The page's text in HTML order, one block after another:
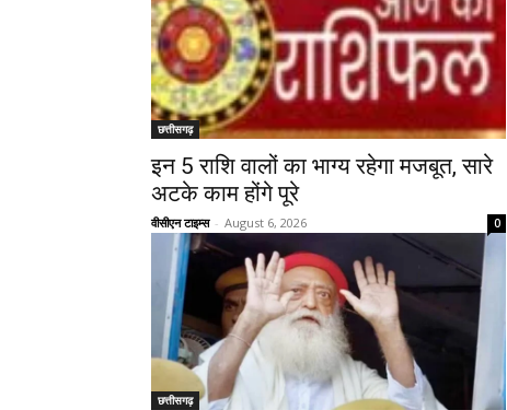
छत्तीसगढ़
इन 5 राशि वालों का भाग्य रहेगा मजबूत, सारे
अटके काम होंगे पूरे
वीसीएन टाइम्स - August 6, 2026 0
छत्तीसगढ़